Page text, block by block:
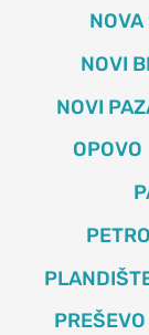
NOVI
NOVI
OPOVO
PREŠEVO